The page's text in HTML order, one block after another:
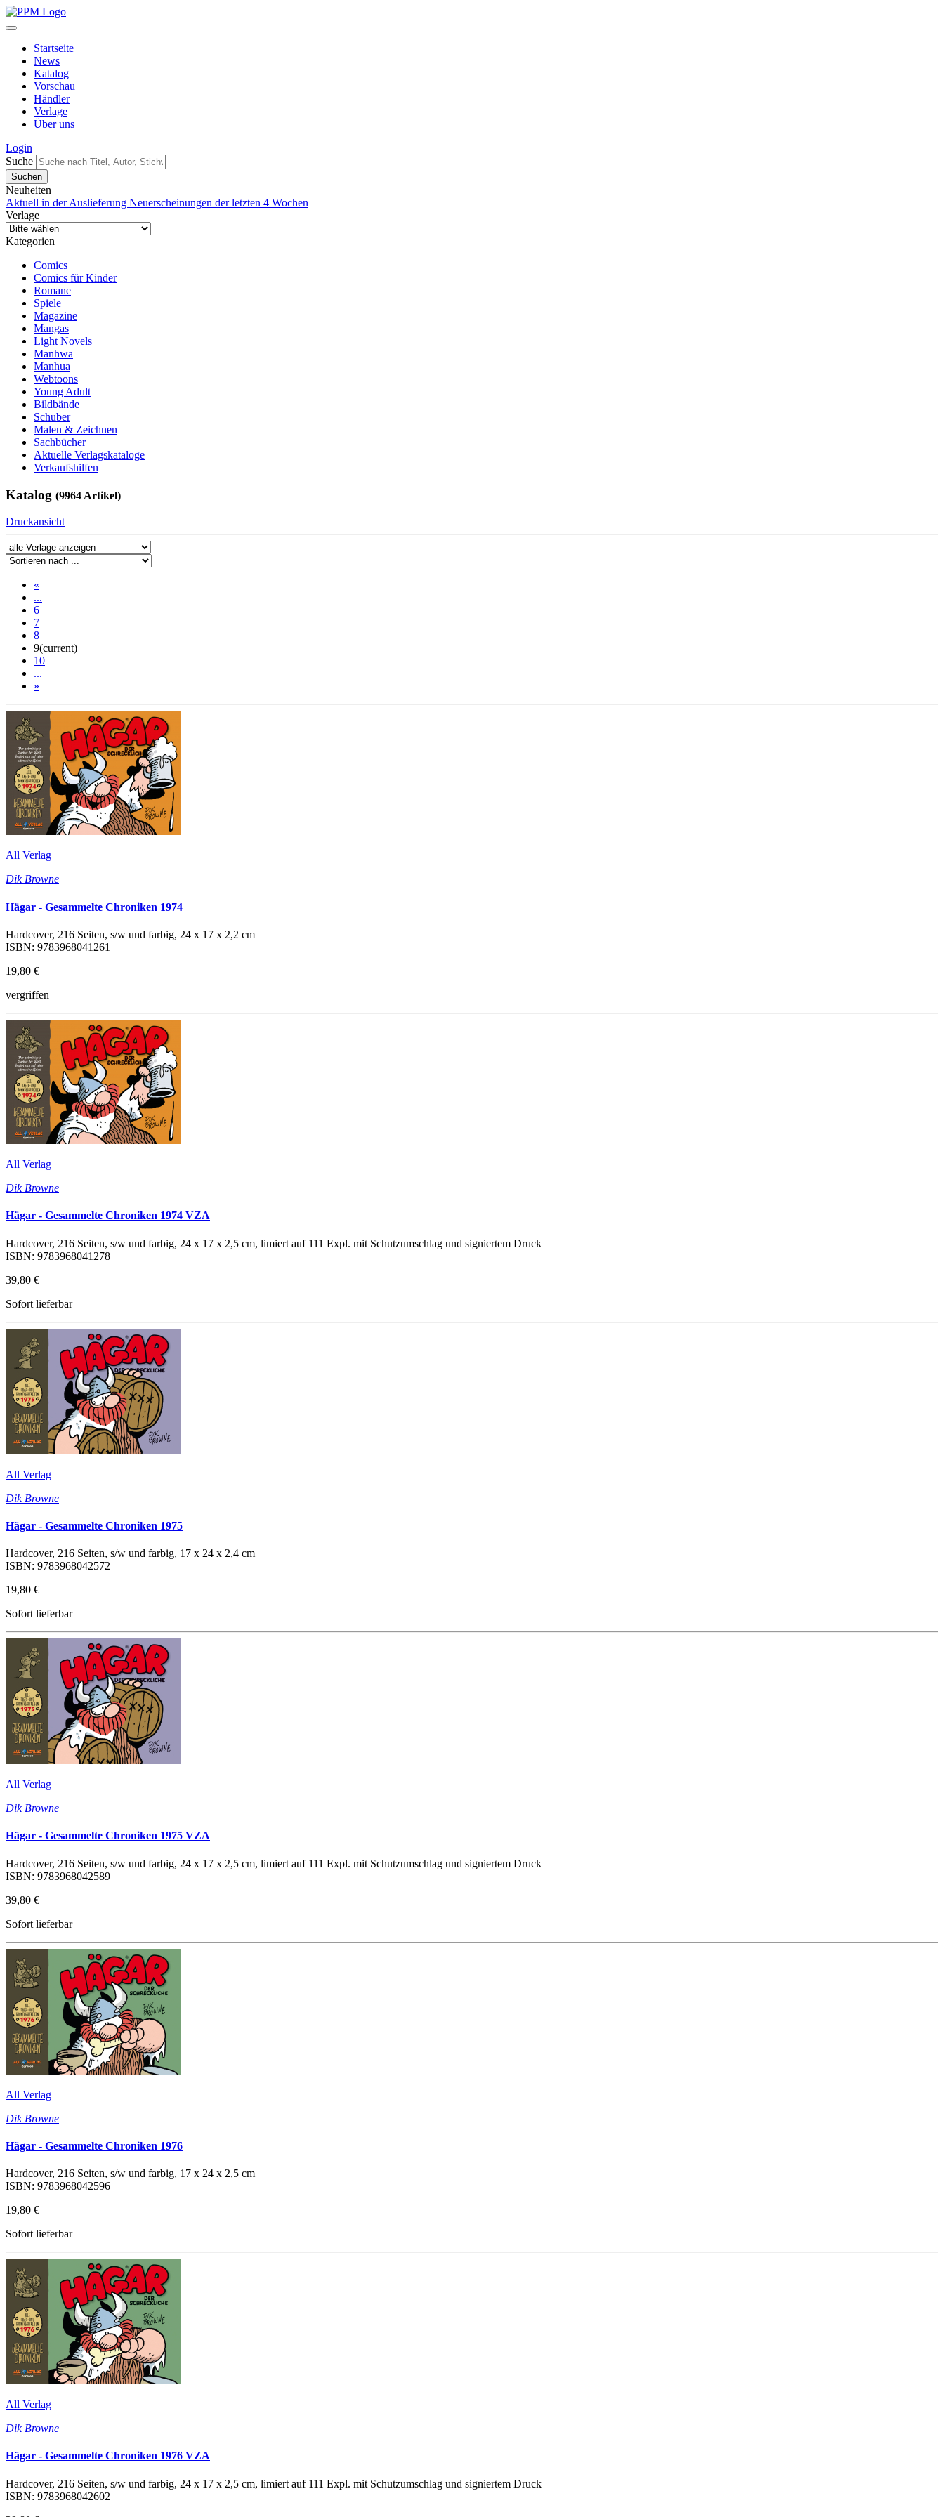
Startseite
News
Katalog
Vorschau
Händler
Verlage
Über uns
Login
Suche
Neuheiten
Aktuell in der Auslieferung Neuerscheinungen der letzten 4 Wochen
Verlage
Kategorien
Comics
Comics für Kinder
Romane
Spiele
Magazine
Mangas
Light Novels
Manhwa
Manhua
Webtoons
Young Adult
Bildbände
Schuber
Malen & Zeichnen
Sachbücher
Aktuelle Verlagskataloge
Verkaufshilfen
Katalog (9964 Artikel)
Druckansicht
«
...
6
7
8
9(current)
10
...
»
All Verlag
Dik Browne
Hägar - Gesammelte Chroniken 1974
Hardcover, 216 Seiten, s/w und farbig, 24 x 17 x 2,2 cm
ISBN: 9783968041261
19,80 €
vergriffen
All Verlag
Dik Browne
Hägar - Gesammelte Chroniken 1974 VZA
Hardcover, 216 Seiten, s/w und farbig, 24 x 17 x 2,5 cm, limiert auf 111 Expl. mit Schutzumschlag und signiertem Druck
ISBN: 9783968041278
39,80 €
Sofort lieferbar
All Verlag
Dik Browne
Hägar - Gesammelte Chroniken 1975
Hardcover, 216 Seiten, s/w und farbig, 17 x 24 x 2,4 cm
ISBN: 9783968042572
19,80 €
Sofort lieferbar
All Verlag
Dik Browne
Hägar - Gesammelte Chroniken 1975 VZA
Hardcover, 216 Seiten, s/w und farbig, 24 x 17 x 2,5 cm, limiert auf 111 Expl. mit Schutzumschlag und signiertem Druck
ISBN: 9783968042589
39,80 €
Sofort lieferbar
All Verlag
Dik Browne
Hägar - Gesammelte Chroniken 1976
Hardcover, 216 Seiten, s/w und farbig, 17 x 24 x 2,5 cm
ISBN: 9783968042596
19,80 €
Sofort lieferbar
All Verlag
Dik Browne
Hägar - Gesammelte Chroniken 1976 VZA
Hardcover, 216 Seiten, s/w und farbig, 24 x 17 x 2,5 cm, limiert auf 111 Expl. mit Schutzumschlag und signiertem Druck
ISBN: 9783968042602